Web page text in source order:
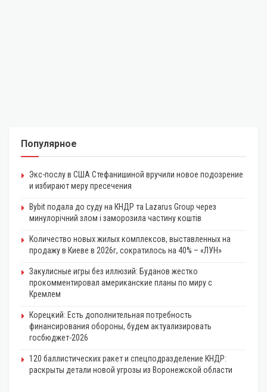
Популярное
Экс-послу в США Стефанишиной вручили новое подозрение
и избирают меру пресечения
Bybit подала до суду на КНДР та Lazarus Group через
минулорічний злом і заморозила частину коштів
Количество новых жилых комплексов, выставленных на
продажу в Киеве в 2026г, сократилось на 40% – «ЛУН»
Закулисные игры без иллюзий: Буданов жестко
прокомментировал американские планы по миру с
Кремлем
Корецкий: Есть дополнительная потребность
финансирования обороны, будем актуализировать
госбюджет-2026
120 баллистических ракет и спецподразделение КНДР:
раскрыты детали новой угрозы из Воронежской области